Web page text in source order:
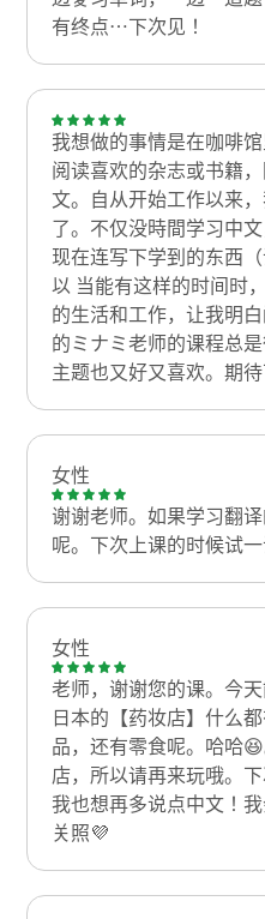
有终点…下次见！
我想做的事情是在咖啡
阅读喜欢的杂志或书籍
文。自从开始工作以来
了。不仅没時間学习中
现在连写下学到的东西
以 当能有这样的时间时
的生活和工作，让我明
的ミナミ老师的课程总
主题也又好又喜欢。期
女性
谢谢老师。如果学习翻
呢。下次上课的时候试一
女性
老师，谢谢您的课。今
日本的【药妆店】什么
品，还有零食呢。哈哈
店，所以请再来玩哦。
我也想再多说点中文！
关照💜